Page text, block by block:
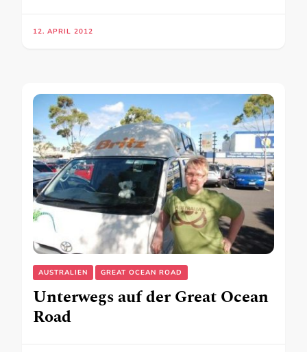
12. APRIL 2012
AUSTRALIEN GREAT OCEAN ROAD
Unterwegs auf der Great Ocean
Road